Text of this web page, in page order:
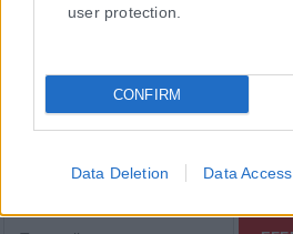
user protection.
CONFIRM
Data Deletion Data Access
ΕΝΗΜΕΡΩΣΟΥ ΠΡΩΤΟΣ
Εγγραφή στο Newsletter